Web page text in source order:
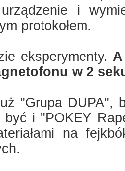
i
protokołem.
eksperymenty.
w 2
"Grupa DUPA",
być i "POKEY
na